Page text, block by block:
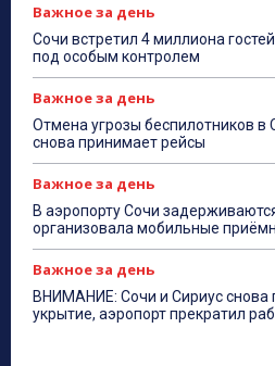
Важное за день
Сочи встретил 4 миллиона
под особым контролем
Важное за день
Отмена угрозы беспилотников в
снова принимает рейсы
Важное за день
В аэропорту Сочи
организовала мобильные
Важное за день
ВНИМАНИЕ: Сочи и Сириус снова
укрытие, аэропорт прекратил